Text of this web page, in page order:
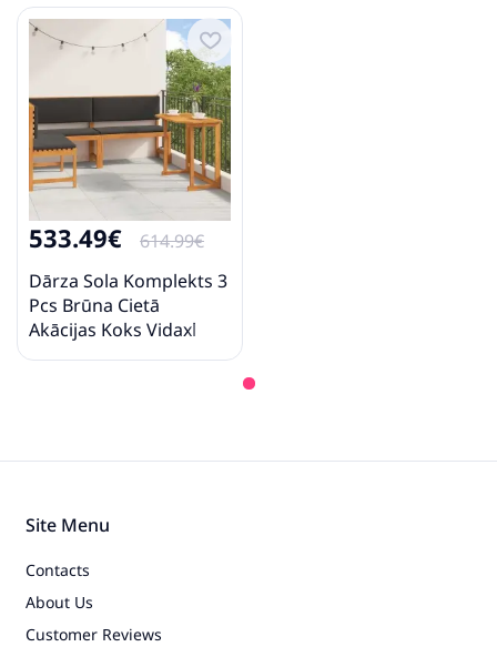
533.49€
614.99€
Dārza Sola Komplekts 3
Pcs Brūna Cietā
Akācijas Koks Vidaxl
Site Menu
Contacts
About Us
Customer Reviews